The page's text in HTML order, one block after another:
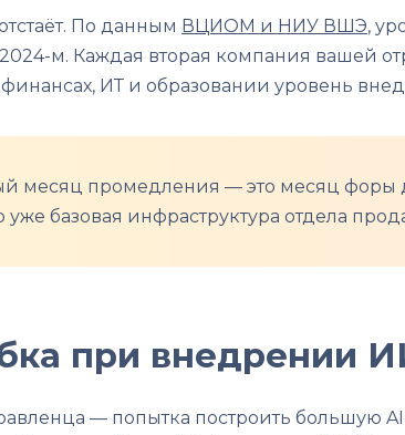
По данным ВЦИОМ и НИУ ВШЭ,
м. Каждая вторая компания вашей
ИТ и образовании уровень
месяц промедления — это месяц форы
уже базовая инфраструктура отдела
при внедрении
— попытка построить большую